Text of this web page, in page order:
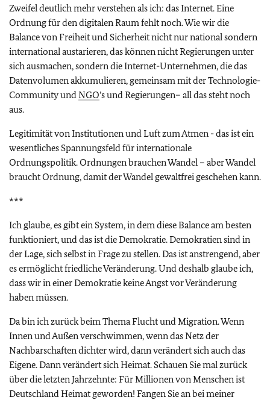
Zweifel deutlich mehr verstehen als ich: das Internet. Eine
Ordnung für den digitalen Raum fehlt noch. Wie wir die
Balance von Freiheit und Sicherheit nicht nur national sondern
international austarieren, das können nicht Regierungen unter
sich ausmachen, sondern die Internet-Unternehmen, die das
Datenvolumen akkumulieren, gemeinsam mit der Technologie-
Community undNGO’s und Regierungen– all das steht noch
aus.
Legitimität von Institutionen und Luft zum Atmen - das ist ein
wesentliches Spannungsfeld für internationale
Ordnungspolitik. Ordnungen brauchen Wandel – aber Wandel
braucht Ordnung, damit der Wandel gewaltfrei geschehen kann.
***
Ich glaube, es gibt ein System, in dem diese Balance am besten
funktioniert, und das ist die Demokratie. Demokratien sind in
der Lage, sich selbst in Frage zu stellen. Das ist anstrengend, aber
es ermöglicht friedliche Veränderung. Und deshalb glaube ich,
dass wir in einer Demokratie keine Angst vor Veränderung
haben müssen.
Da bin ich zurück beim Thema Flucht und Migration. Wenn
Innen und Außen verschwimmen, wenn das Netz der
Nachbarschaften dichter wird, dann verändert sich auch das
Eigene. Dann verändert sich Heimat. Schauen Sie mal zurück
über die letzten Jahrzehnte: Für Millionen von Menschen ist
Deutschland Heimat geworden! Fangen Sie an bei meiner